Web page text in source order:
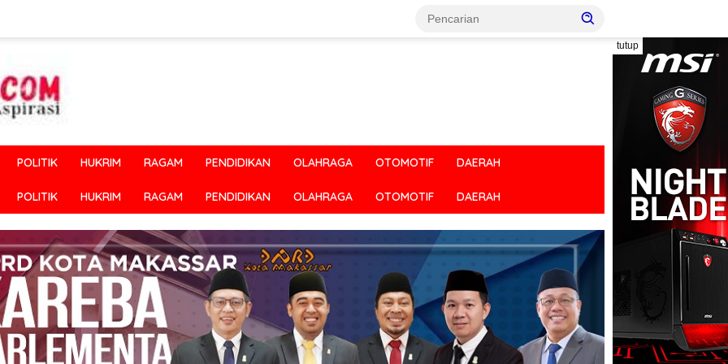
tutup
POLITIK HUKRIM RAGAM PENDIDIKAN OLAHRAGA OTOMOTIF DAERAH
POLITIK HUKRIM RAGAM PENDIDIKAN OLAHRAGA OTOMOTIF DAERAH